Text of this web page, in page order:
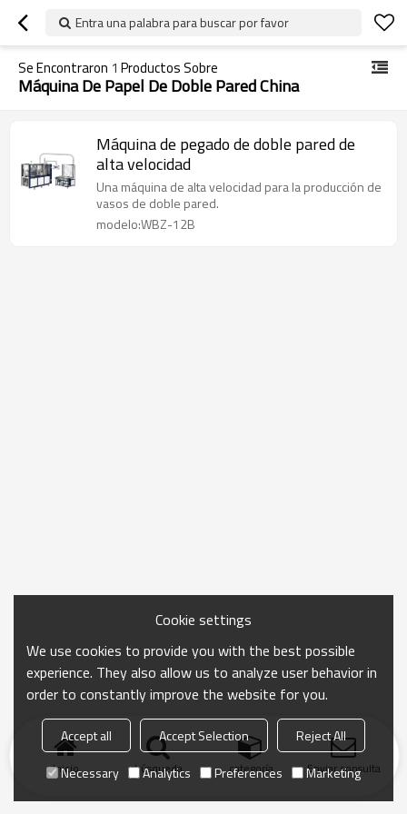
Entra una palabra para buscar por favor
Se Encontraron 1 Productos Sobre
Máquina De Papel De Doble Pared China
Máquina de pegado de doble pared de
alta velocidad
Una máquina de alta velocidad para la producción de
vasos de doble pared.
modelo:WBZ-12B
Inicio búsqueda categoría Enviar consulta
Cookie settings
We use cookies to provide you with the best possible
experience. They also allow us to analyze user behavior in
order to constantly improve the website for you.
Accept all Accept Selection
Reject All
Necessary
Analytics Preferences Marketing